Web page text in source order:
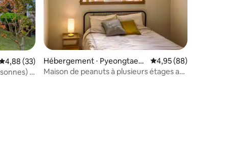
: 5 sur 5
moyenne sur la base de 33 commentaires : 4,88 sur 5
4,88 (33)
-
Hébergement ⋅ Pyeongtaek-
si
Évaluation moyenne
4,95 (88)
Maison de peanuts à plusieurs étages au